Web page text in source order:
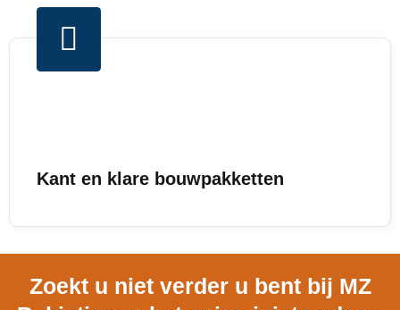
Kant en klare bouwpakketten
Zoekt u niet verder u bent bij MZ